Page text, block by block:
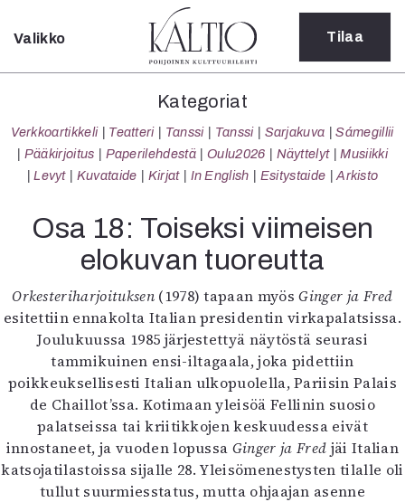
Sulje
Kategoriat
Verkkoartikkeli
Teatteri
Tanssi
Sarjakuva
Sámegillii
Pääkirjoitus
Oulu2026
Näyttelyt
Musiikki
Levyt
Kuvataide
Kirjat
In English
Esitystaide
Arkisto
Valikko Tilaa
Kategoriat
Verkkoartikkeli Teatteri Tanssi Tanssi Sarjakuva
Sámegillii
Pääkirjoitus
Paperilehdestä Oulu2026 Näyttelyt
Musiikki
Levyt
Kuvataide Kirjat In English Esitystaide Arkisto
Osa 18: Toiseksi viimeisen
elokuvan tuoreutta
Orkesteriharjoituksen(1978) tapaan myösGinger ja Fred
esitettiin ennakolta Italian presidentin virkapalatsissa.
Joulukuussa 1985 järjestettyä näytöstä seurasi
tammikuinen ensi-iltagaala, joka pidettiin
poikkeuksellisesti Italian ulkopuolella, Pariisin Palais
de Chaillot’ssa. Kotimaan yleisöä Fellinin suosio
palatseissa tai kriitikkojen keskuudessa eivät
innostaneet, ja vuoden lopussa Ginger ja Fred jäi Italian
katsojatilastoissa sijalle 28. Yleisömenestysten tilalle oli
tullut suurmiesstatus, mutta ohjaajan asenne